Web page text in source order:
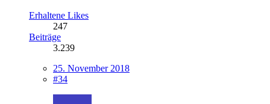
Erhaltene Likes
247
Beiträge
3.239
25. November 2018
#34